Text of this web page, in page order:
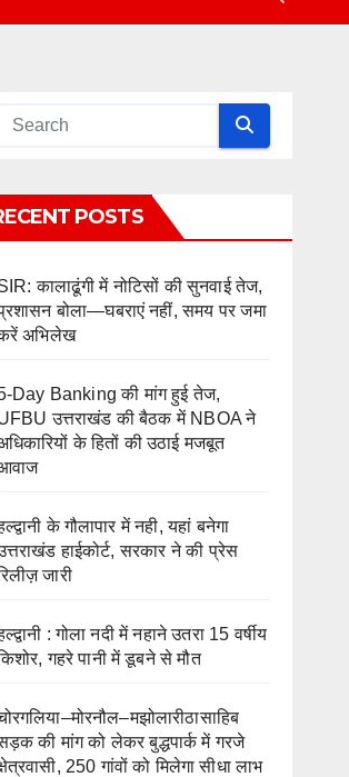
POSTS
कालाढूंगी में नोटिसों की सुनवाई तेज,
बोला—घबराएं नहीं, समय पर जमा
अभिलेख
Day Banking की मांग हुई तेज,
उत्तराखंड की बैठक में NBOA ने
के हितों की उठाई मजबूत
के गौलापार में नही, यहां बनेगा
हाईकोर्ट, सरकार ने की प्रेस
जारी
: गोला नदी में नहाने उतरा 15 वर्षीय
गहरे पानी में डूबने से मौत
की मांग को लेकर बुद्धपार्क में गरजे
250 गांवों को मिलेगा सीधा लाभ